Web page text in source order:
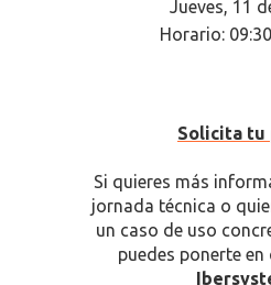
Jueves, 11
Horario:
Solicita tu
Si quieres más
jornada técnica o
un caso de uso
puedes ponerte